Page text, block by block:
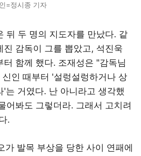
=정시종 기자
뒤 두 명의 지도자를 만났다. 같
진 감독이 그를 뽑았고, 석진욱
터 함께 했다. 조재성은 "감독님
인 때부터 '설렁설렁하거나 상
'는 거였다. 난 아니라고 생각했
어봐도 그렇더라. 그래서 고치려
.
가 발목 부상을 당한 사이 연패에